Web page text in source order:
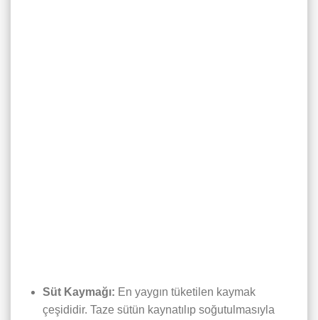
Süt Kaymağı: En yaygın tüketilen kaymak
çeşididir. Taze sütün kaynatılıp soğutulmasıyla